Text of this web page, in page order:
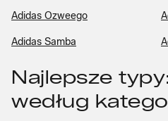
Adidas Ozweego
Adidas Samba
Najlepsze
według